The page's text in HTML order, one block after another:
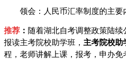
领会：人民币汇率制度的主要
推荐 ： 随着湖北自考调整政策陆续
报读主考院校助学班， 主考院校助
程，老师讲解上课，报考，申办